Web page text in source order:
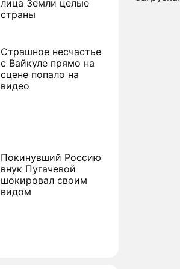
лица Земли целые
страны
Страшное несчастье
с Вайкуле прямо на
сцене попало на
видео
Покинувший Россию
внук Пугачевой
шокировал своим
видом